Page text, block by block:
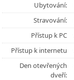
Ubytování:
Stravování:
Přístup k PC
Přístup k internetu
Den otevřených
dveří: